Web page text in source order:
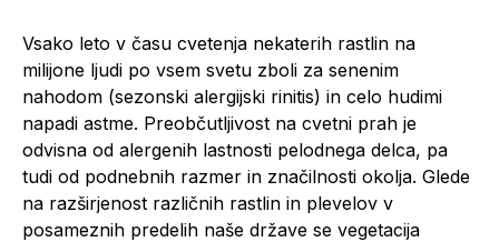
Vsako leto v času cvetenja nekaterih rastlin na
milijone ljudi po vsem svetu zboli za senenim
nahodom (sezonski alergijski rinitis) in celo hudimi
napadi astme. Preobčutljivost na cvetni prah je
odvisna od alergenih lastnosti pelodnega delca, pa
tudi od podnebnih razmer in značilnosti okolja. Glede
na razširjenost različnih rastlin in plevelov v
posameznih predelih naše države se vegetacija